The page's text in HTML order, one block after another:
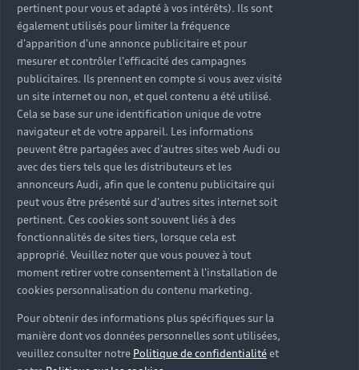
pertinent pour vous et adapté à vos intérêts). Ils sont
également utilisés pour limiter la fréquence
d'apparition d'une annonce publicitaire et pour
mesurer et contrôler l'efficacité des campagnes
publicitaires. Ils prennent en compte si vous avez visité
un site internet ou non, et quel contenu a été utilisé.
Cela se base sur une identification unique de votre
navigateur et de votre appareil. Les informations
peuvent être partagées avec d'autres sites web Audi ou
avec des tiers tels que les distributeurs et les
annonceurs Audi, afin que le contenu publicitaire qui
peut vous être présenté sur d'autres sites internet soit
pertinent. Ces cookies sont souvent liés à des
fonctionnalités de sites tiers, lorsque cela est
approprié. Veuillez noter que vous pouvez à tout
moment retirer votre consentement à l'installation de
cookies personnalisation du contenu marketing.
Pour obtenir des informations plus spécifiques sur la
manière dont vos données personnelles sont utilisées,
veuillez consulter notre Politique de confidentialitéet